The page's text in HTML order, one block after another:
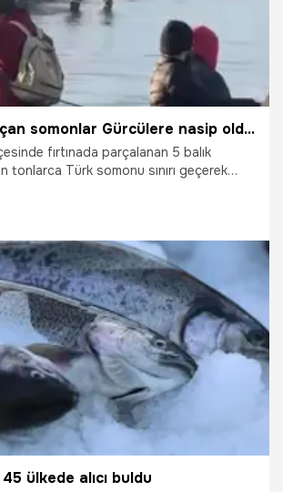
Artvin'den kaçan somonlar Gürcülere nasip oldu! Oltasını kapan sahile koştu
fırtınada parçalanan 5 balık
tonlarca Türk somonu sınırı geçerek
ülkede alıcı buldu